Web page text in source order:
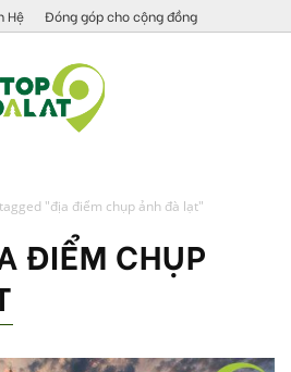
Hệ Đóng góp cho cộng đồng
"địa điểm chụp ảnh đà lạt"
ĐIỂM CHỤP